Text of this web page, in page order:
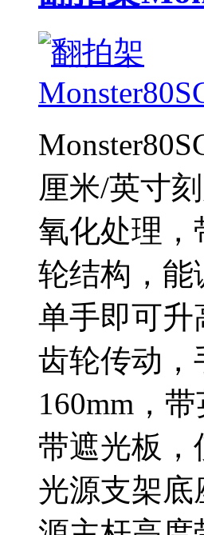
厘米/英寸
氧化处理
轮结构，能
单手即可升
齿轮传动，
160mm，
带遮光板
光源支架